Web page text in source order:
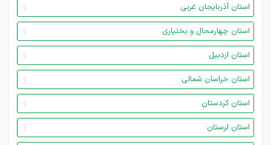
استان آذربایجان غربی
استان چهارمحال و بختیاری
استان اردبیل
استان خراسان شمالی
استان کردستان
استان لرستان